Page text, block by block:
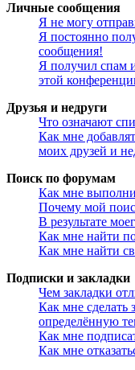
Личные сообщения
Я не могу
Я постоянно
сообщения!
Я получил спам
этой
Друзья и недруги
Что означают
Как мне
моих друзей и
Поиск по форумам
Как мне
Почему мой
В результате
Как мне найти
Как мне найти
Подписки и закладки
Чем закладки
Как мне сделать
определённую
Как мне
Как мне